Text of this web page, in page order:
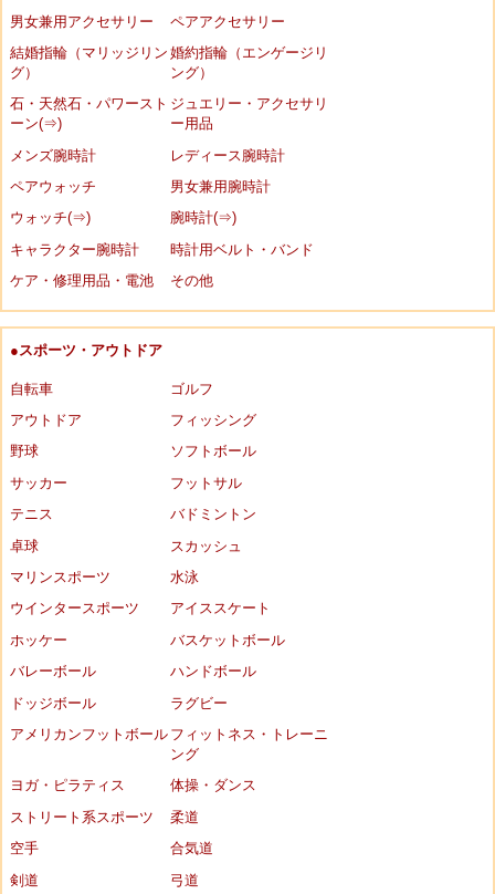
男女兼用アクセサリー
ペアアクセサリー
結婚指輪（マリッジリン
グ）
婚約指輪（エンゲージリ
ング）
石・天然石・パワースト
ーン(⇒)
ジュエリー・アクセサリ
ー用品
メンズ腕時計
レディース腕時計
ペアウォッチ
男女兼用腕時計
ウォッチ(⇒)
腕時計(⇒)
キャラクター腕時計
時計用ベルト・バンド
ケア・修理用品・電池
その他
●スポーツ・アウトドア
自転車
ゴルフ
アウトドア
フィッシング
野球
ソフトボール
サッカー
フットサル
テニス
バドミントン
卓球
スカッシュ
マリンスポーツ
水泳
ウインタースポーツ
アイススケート
ホッケー
バスケットボール
バレーボール
ハンドボール
ドッジボール
ラグビー
アメリカンフットボール フィットネス・トレーニ
ング
ヨガ・ピラティス
体操・ダンス
ストリート系スポーツ
柔道
空手
合気道
剣道
弓道